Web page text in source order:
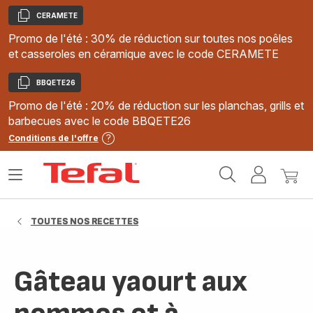
Copier
CERAMETE
Promo de l'été : 30% de réduction sur toutes nos poêles
et casseroles en céramique avec le code CERAMETE
Copier
BBQETE26
Promo de l'été : 20% de réduction sur les planchas, grills et
barbecues avec le code BBQETE26
Conditions de l'offre
MonMon
Ouvrir
TOUTES NOS RECETTES
Gâteau yaourt aux